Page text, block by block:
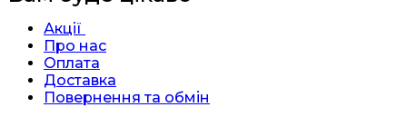
Акції
Про нас
Оплата
Доставка
Повернення та обмін